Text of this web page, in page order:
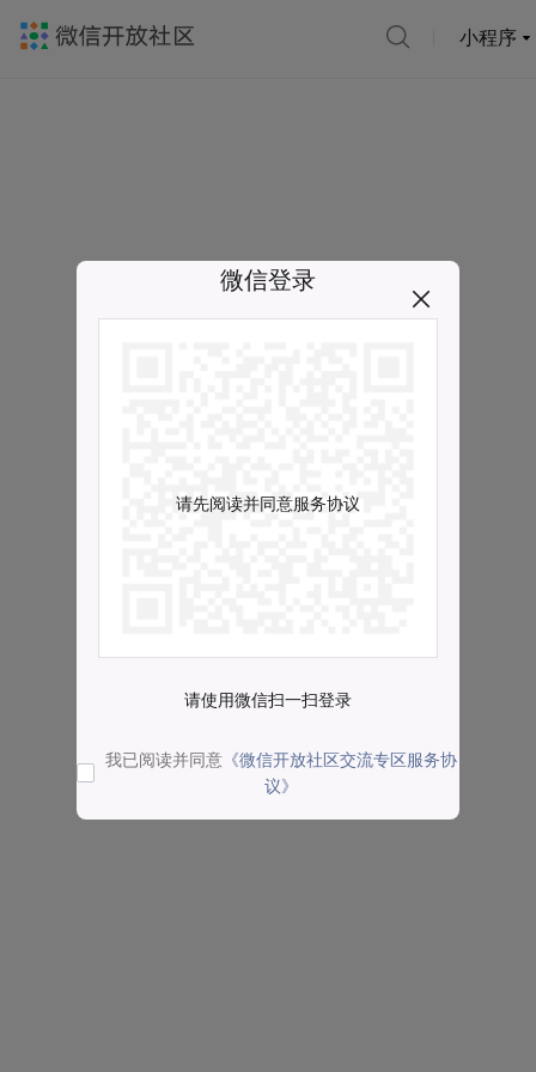
小程序
微信登录
请先阅读并同意服务协议
请使用微信扫一扫登录
我已阅读并同意 《微信开放社区交流专区服务协
议》